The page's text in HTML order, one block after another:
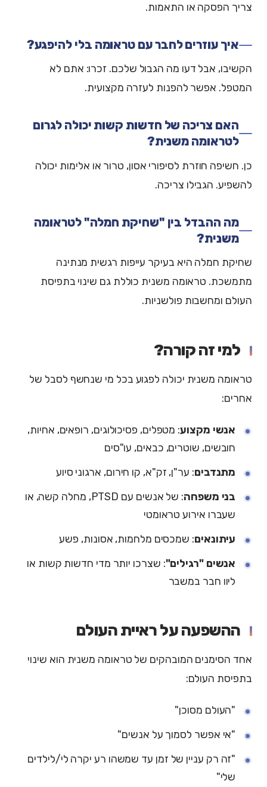
צריך הפסקה או התאמות.
איך עוזרים לחבר עם טראומה בלי להיפגע?
הקשיבו, אבל דעו מה הגבול שלכם. זכרו: אתם לא
המטפל. אפשר להפנות לעזרה מקצועית.
האם צריכה של חדשות קשות יכולה לגרום
לטראומה משנית?
כן. חשיפה חוזרת לסיפורי אסון, טרור או אלימות יכולה
להשפיע. הגבילו צריכה.
מה ההבדל בין "שחיקת חמלה" לטראומה
משנית?
שחיקת חמלה היא בעיקר עייפות רגשית מנתינה
מתמשכת. טראומה משנית כוללת גם שינוי בתפיסת
העולם ומחשבות פולשניות.
למי זה קורה?
טראומה משנית יכולה לפגוע בכל מי שנחשף לסבל של
אחרים:
אנשי מקצוע: מטפלים, פסיכולוגים, רופאים, אחיות,
חובשים, שוטרים, כבאים, עו"סים
מתנדבים: ער"ן, זק"א, קו חירום, ארגוני סיוע
בני משפחה
: של אנשים עם PTSD, מחלה קשה, או
שעברו אירוע טראומטי
עיתונאים: שמכסים מלחמות, אסונות, פשע
אנשים "רגילים": שצרכו יותר מדי חדשות קשות או
ליוו חבר במשבר
ההשפעה על ראיית העולם
אחד הסימנים המובהקים של טראומה משנית הוא שינוי
בתפיסת העולם:
"העולם מסוכן"
"אי אפשר לסמוך על אנשים"
"זה רק עניין של זמן עד שמשהו רע יקרה לי/לילדים
שלי"